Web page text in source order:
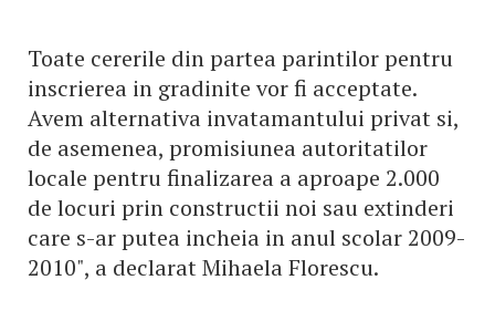
Toate cererile din partea parintilor pentru
inscrierea in gradinite vor fi acceptate.
Avem alternativa invatamantului privat si,
de asemenea, promisiunea autoritatilor
locale pentru finalizarea a aproape 2.000
de locuri prin constructii noi sau extinderi
care s-ar putea incheia in anul scolar 2009-
2010", a declarat Mihaela Florescu.